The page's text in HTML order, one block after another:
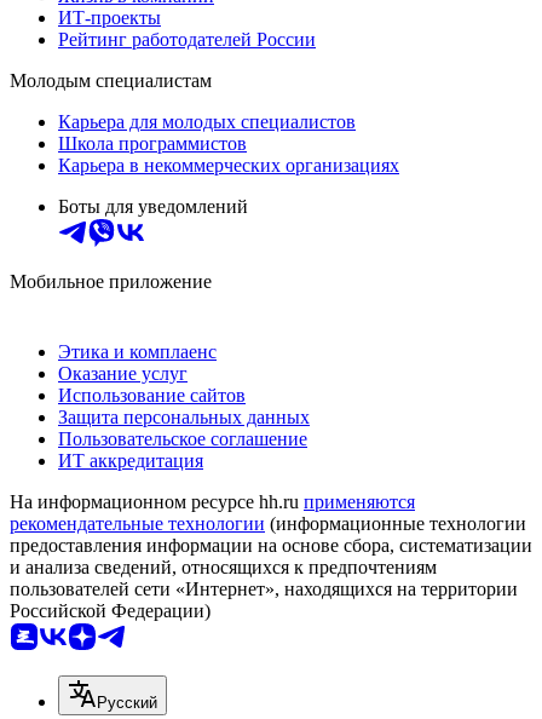
ИТ-проекты
Рейтинг работодателей России
Молодым специалистам
Карьера для молодых специалистов
Школа программистов
Карьера в некоммерческих организациях
Боты для уведомлений
Мобильное приложение
Этика и комплаенс
Оказание услуг
Использование сайтов
Защита персональных данных
Пользовательское соглашение
ИТ аккредитация
На информационном ресурсе hh.ru применяются
рекомендательные технологии (информационные технологии
предоставления информации на основе сбора, систематизации
и анализа сведений, относящихся к предпочтениям
пользователей сети «Интернет», находящихся на территории
Российской Федерации)
Русский